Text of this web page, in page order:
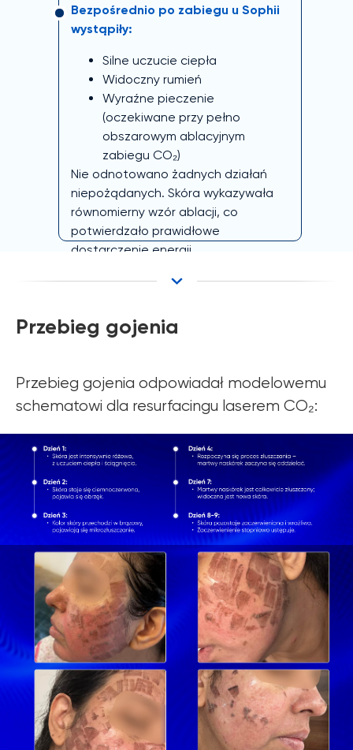
Bezpośrednio po zabiegu u Sophii
wystąpiły:
Silne uczucie ciepła
Widoczny rumień
Wyraźne pieczenie
(oczekiwane przy pełno
obszarowym ablacyjnym
zabiegu CO₂)
Nie odnotowano żadnych działań
niepożądanych. Skóra wykazywała
równomierny wzór ablacji, co
potwierdzało prawidłowe
dostarczenie energii.
Przebieg gojenia
Przebieg gojenia odpowiadał modelowemu
schematowi dla resurfacingu laserem CO₂: